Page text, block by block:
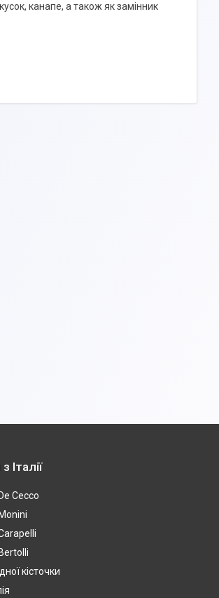
канапе, а також як замінник
Італії
Cecco
кісточки